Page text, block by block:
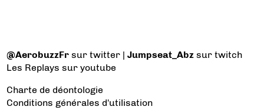
@AerobuzzFr sur twitter |Jumpseat_Abz sur twitch
Les Replays sur youtube
Charte de déontologie
Conditions générales d'utilisation